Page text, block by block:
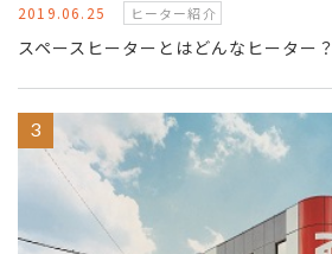
2019.06.25 ヒーター紹介
スペースヒーターとはどんなヒーター？